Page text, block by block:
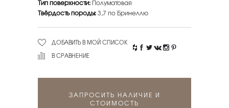
Тип поверхности: Полуматовая
Твёрдость породы:3,7 по Бринеллю
ДОБАВИТЬ В МОЙ СПИСОК
В СРАВНЕНИЕ
ЗАПРОСИТЬ НАЛИЧИЕ И
СТОИМОСТЬ